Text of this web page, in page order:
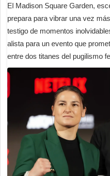
El Madison Square Garden,
prepara para vibrar una vez
testigo de momentos
alista para un evento que
entre dos titanes del pugilismo